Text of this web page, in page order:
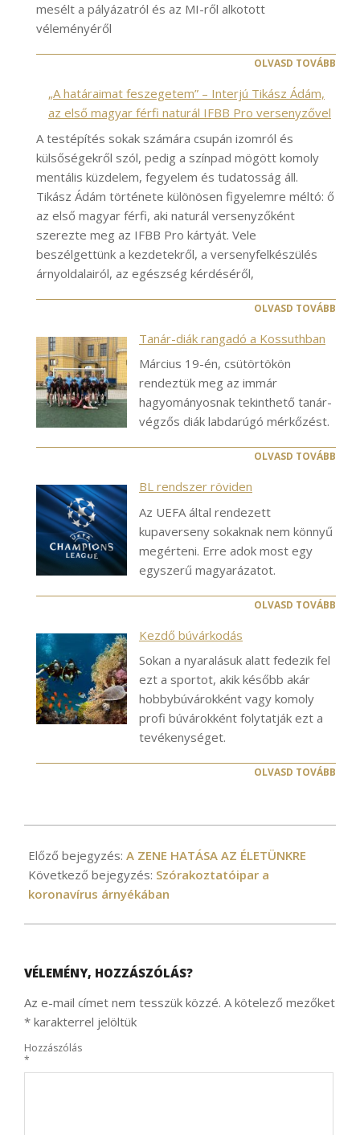
mesélt a pályázatról és az MI-ről alkotott
véleményéről
OLVASD TOVÁBB
„A határaimat feszegetem” – Interjú Tikász Ádám,
az első magyar férfi naturál IFBB Pro versenyzővel
A testépítés sokak számára csupán izomról és
külsőségekről szól, pedig a színpad mögött komoly
mentális küzdelem, fegyelem és tudatosság áll.
Tikász Ádám története különösen figyelemre méltó: ő
az első magyar férfi, aki naturál versenyzőként
szerezte meg az IFBB Pro kártyát. Vele
beszélgettünk a kezdetekről, a versenyfelkészülés
árnyoldalairól, az egészség kérdéséről,
OLVASD TOVÁBB
Tanár-diák rangadó a Kossuthban
Március 19-én, csütörtökön
rendeztük meg az immár
hagyományosnak tekinthető tanár-
végzős diák labdarúgó mérkőzést.
OLVASD TOVÁBB
BL rendszer röviden
Az UEFA által rendezett
kupaverseny sokaknak nem könnyű
megérteni. Erre adok most egy
egyszerű magyarázatot.
OLVASD TOVÁBB
Kezdő búvárkodás
Sokan a nyaralásuk alatt fedezik fel
ezt a sportot, akik később akár
hobbybúvárokként vagy komoly
profi búvárokként folytatják ezt a
tevékenységet.
OLVASD TOVÁBB
03-
10
Előző bejegyzés: A ZENE HATÁSA AZ ÉLETÜNKRE
Következő bejegyzés: Szórakoztatóipar a
koronavírus árnyékában
VÉLEMÉNY, HOZZÁSZÓLÁS?
Az e-mail címet nem tesszük közzé. A kötelező mezőket
* karakterrel jelöltük
Hozzászólás
*